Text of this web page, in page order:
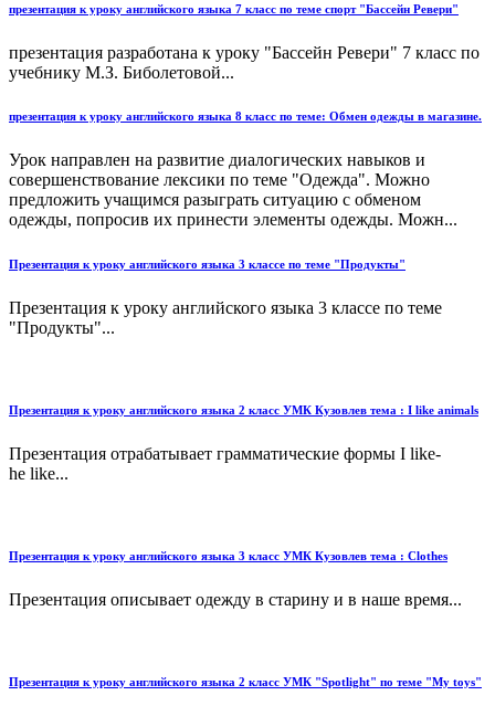
презентация к уроку английского языка 7 класс по теме спорт "Бассейн Ревери"
презентация разработана к уроку "Бассейн Ревери" 7 класс по
учебнику М.З. Биболетовой...
презентация к уроку английского языка 8 класс по теме: Обмен одежды в магазине.
Урок направлен на развитие диалогических навыков и
совершенствование лексики по теме "Одежда". Можно
предложить учащимся разыграть ситуацию с обменом
одежды, попросив их принести элементы одежды. Можн...
Презентация к уроку английского языка 3 классе по теме "Продукты"
Презентация к уроку английского языка 3 классе по теме
"Продукты"...
Презентация к уроку английского языка 2 класс УМК Кузовлев тема : I like animals
Презентация отрабатывает грамматические формы I like-
he like...
Презентация к уроку английского языка 3 класс УМК Кузовлев тема : Clothes
Презентация описывает одежду в старину и в наше время...
Презентация к уроку английского языка 2 класс УМК "Spotlight" по теме "My toys"